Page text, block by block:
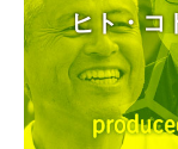
ヒト・コ